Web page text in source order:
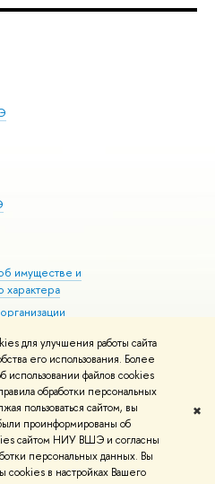
для улучшения работы сайта
его использования. Более
файлов cookies
обработки персональных
пользоваться сайтом, вы
проинформированы об
сайтом НИУ ВШЭ и согласны
персональных данных. Вы
cookies в настройках Вашего
✖
имуществе и
характера
здоровья
контакты Условия использования
Карта сайта
вШколе дизайна НИУ ВШЭ